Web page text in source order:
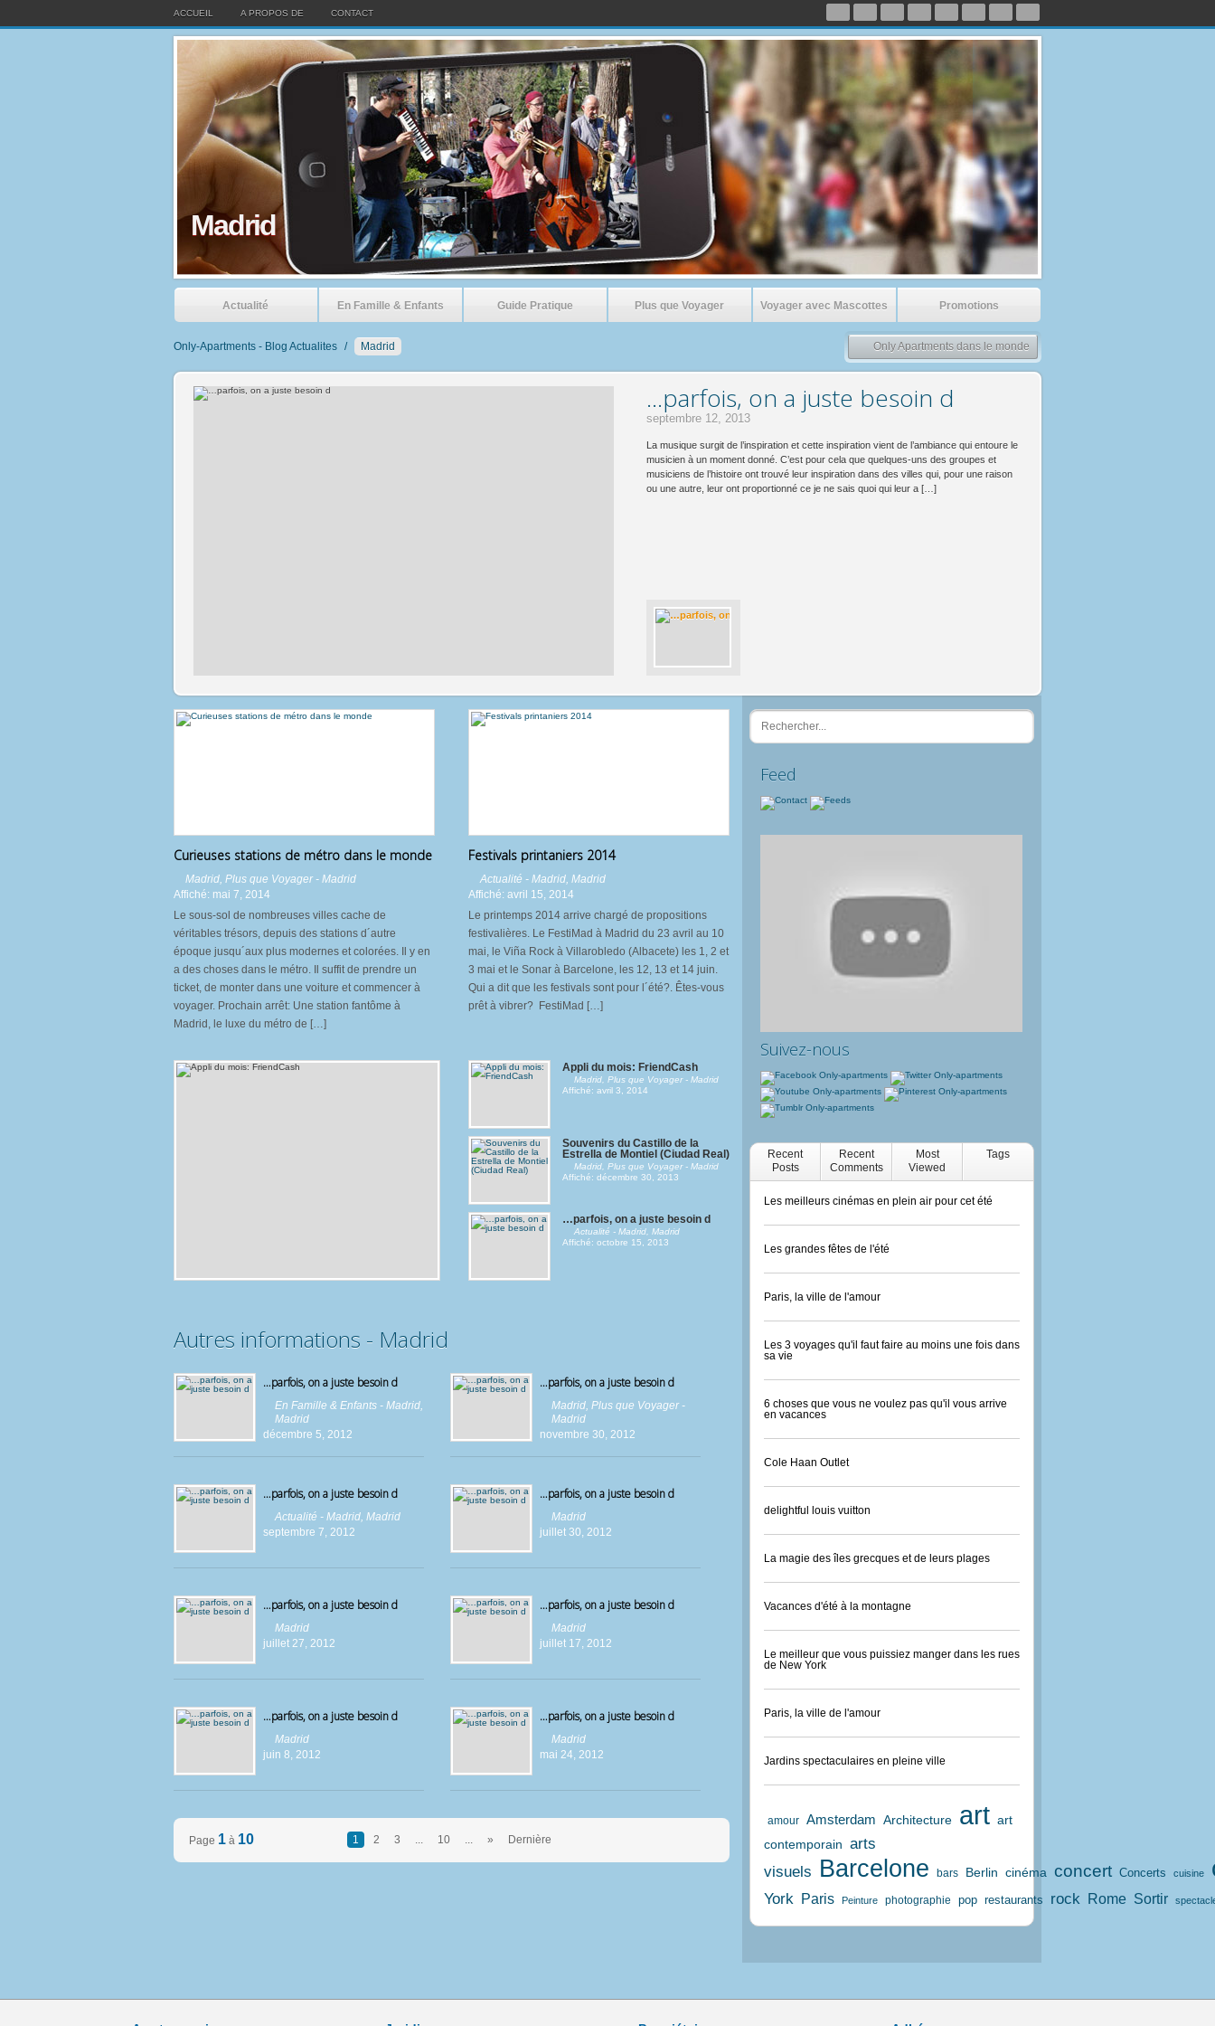
ACCUEIL A PROPOS DE CONTACT
Madrid
Actualité En Famille & Enfants Guide Pratique Plus que Voyager Voyager avec Mascottes Promotions
Only-Apartments - Blog Actualites / Madrid Only Apartments dans le monde
…parfois, on a juste besoin d
septembre 12, 2013
La musique surgit de l’inspiration et cette inspiration vient de l’ambiance qui entoure le
musicien à un moment donné. C’est pour cela que quelques-uns des groupes et
musiciens de l’histoire ont trouvé leur inspiration dans des villes qui, pour une raison
ou une autre, leur ont proportionné ce je ne sais quoi qui leur a […]
Curieuses stations de métro dans le monde
Madrid, Plus que Voyager - Madrid
Affiché: mai 7, 2014
Le sous-sol de nombreuses villes cache de
véritables trésors, depuis des stations d´autre
époque jusqu´aux plus modernes et colorées. Il y en
a des choses dans le métro. Il suffit de prendre un
ticket, de monter dans une voiture et commencer à
voyager. Prochain arrêt: Une station fantôme à
Madrid, le luxe du métro de […]
Festivals printaniers 2014
Actualité - Madrid, Madrid
Affiché: avril 15, 2014
Le printemps 2014 arrive chargé de propositions
festivalières. Le FestiMad à Madrid du 23 avril au 10
mai, le Viña Rock à Villarobledo (Albacete) les 1, 2 et
3 mai et le Sonar à Barcelone, les 12, 13 et 14 juin.
Qui a dit que les festivals sont pour l´été?. Êtes-vous
prêt à vibrer? FestiMad […]
Appli du mois: FriendCash
Madrid, Plus que Voyager - Madrid
Affiché: avril 3, 2014
Souvenirs du Castillo de la
Estrella de Montiel (Ciudad Real)
Madrid, Plus que Voyager - Madrid
Affiché: décembre 30, 2013
…parfois, on a juste besoin d
Actualité - Madrid, Madrid
Affiché: octobre 15, 2013
Autres informations - Madrid
…parfois, on a juste besoin d
En Famille & Enfants - Madrid,
Madrid
décembre 5, 2012
…parfois, on a juste besoin d
Madrid, Plus que Voyager -
Madrid
novembre 30, 2012
…parfois, on a juste besoin d
Actualité - Madrid, Madrid
septembre 7, 2012
…parfois, on a juste besoin d
Madrid
juillet 30, 2012
…parfois, on a juste besoin d
Madrid
juillet 27, 2012
…parfois, on a juste besoin d
Madrid
juillet 17, 2012
…parfois, on a juste besoin d
Madrid
juin 8, 2012
…parfois, on a juste besoin d
Madrid
mai 24, 2012
Page 1 à 10 1 2 3 ... 10 ... » Dernière
Feed
Suivez-nous
Recent
Posts
Recent
Comments
Most
Viewed
Tags
Les meilleurs cinémas en plein air pour cet été
Les grandes fêtes de l'été
Paris, la ville de l'amour
Les 3 voyages qu'il faut faire au moins une fois dans
sa vie
6 choses que vous ne voulez pas qu'il vous arrive
en vacances
Cole Haan Outlet
delightful louis vuitton
La magie des îles grecques et de leurs plages
Vacances d'été à la montagne
Le meilleur que vous puissiez manger dans les rues
de New York
Paris, la ville de l'amour
Jardins spectaculaires en pleine ville
amour Amsterdam Architecture art art
contemporain arts
visuels
Barcelone bars Berlin cinéma concert Concerts cuisine
York Paris Peinture photographie pop restaurants rock Rome Sortir